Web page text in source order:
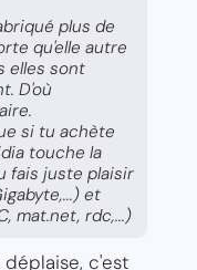
plus de
qu'elle autre
elles sont
D'où
si tu achète
touche la
fais juste plaisir
et
mat.net, rdc,...)
c'est